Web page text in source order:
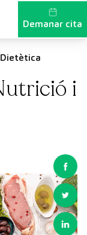
Demanar cita
i